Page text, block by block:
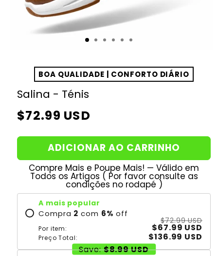
BOA QUALIDADE | CONFORTO DIÁRIO
Salina - Ténis
Preço
$72.99 USD
ADICIONAR AO CARRINHO
Compre Mais e Poupe Mais! — Válido em
Todos os Artigos ( Por favor consulte as
condições no rodapé )
A mais popular
Compra 2 com 6% off
Por item:
$72.99 USD
$67.99 USD
Preço Total:
$136.99 USD
Save: $8.99 USD